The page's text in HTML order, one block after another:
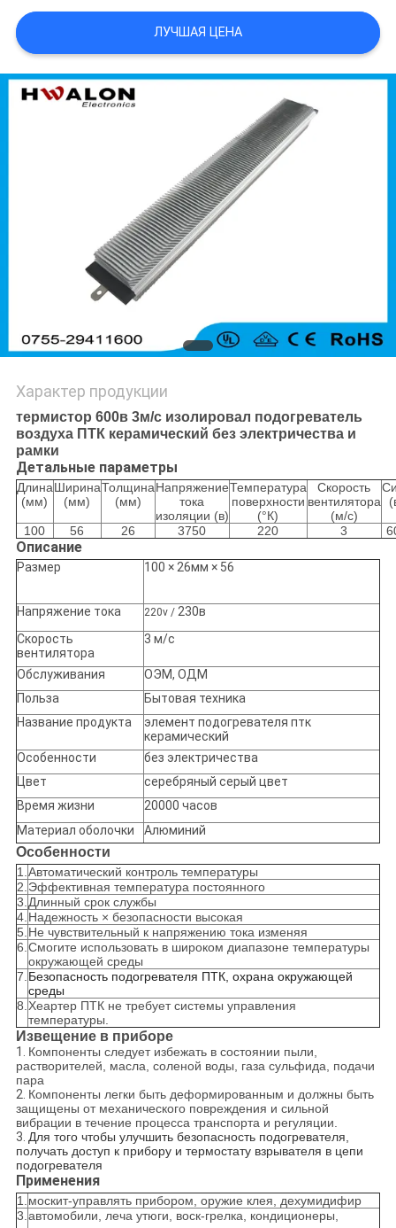
САЙТА
ПОЛИТИКА
КОНФИДЕНЦИАЛЬНОСТИ
ЛУЧШАЯ ЦЕНА
Характер продукции
термистор 600в 3м/с изолировал подогреватель
воздуха ПТК керамический без электричества и
рамки
Детальные параметры
Длина
(мм)
Ширина
(мм)
Толщина
(мм)
Напряжение
тока
изоляции (в)
Температура
поверхности
(°К)
Скорость
вентилятора
(м/с)
100 56 26 3750 220 3
Описание
Размер 100 × 26мм × 56
Напряжение тока 220v / 230в
Скорость
вентилятора
3 м/с
Обслуживания
ОЭМ, ОДМ
Польза
Бытовая техника
Название продукта
элемент подогревателя птк
керамический
Особенности
без электричества
Цвет
серебряный серый цвет
Время жизни
20000 часов
Материал оболочки
Алюминий
Особенности
1.Автоматический контроль температуры
2.Эффективная температура постоянного
3.Длинный срок службы
4.Надежность × безопасности высокая
5.Не чувствительный к напряжению тока изменяя
6.Смогите использовать в широком диапазоне температуры
окружающей среды
7.Безопасность подогревателя ПТК, охрана окружающей
среды
8.Хеартер ПТК не требует системы управления
температуры.
Извещение в приборе
1. Компоненты следует избежать в состоянии пыли,
растворителей, масла, соленой воды, газа сульфида, подачи
пара
2. Компоненты легки быть деформированным и должны быть
защищены от механического повреждения и сильной
вибрации в течение процесса транспорта и регуляции.
3. Для того чтобы улучшить безопасность подогревателя,
получать доступ к прибору и термостату взрывателя в цепи
подогревателя
Применения
1.москит-управлять прибором, оружие клея, дехумидифир
3.автомобили, леча утюги, воск-грелка, кондиционеры,